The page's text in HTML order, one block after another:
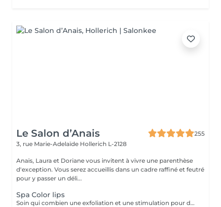
Le Salon d’Anais
255
3, rue Marie-Adelaïde Hollerich L-2128
Anais, Laura et Doriane vous invitent à vivre une parenthèse
d'exception. Vous serez accueillis dans un cadre raffiné et feutré
pour y passer un déli...
Spa Color lips
Soin qui combien une exfoliation et une stimulation pour des lèvres douces et hydratées durant 10 jours. Plus souvent connu sous le non de Henna Lips, cette technique hydrate et pigmente les lèvres SANS utilisation d'aiguilles. Des lèvres traités, douces, lisses et repulpés sans douleur avec un effet Lip Sticks longue durée (de 12 à 72h). Avec un bon entretien survient une pigmentation progressive pour des lèvres gourmandes dès le réveil.